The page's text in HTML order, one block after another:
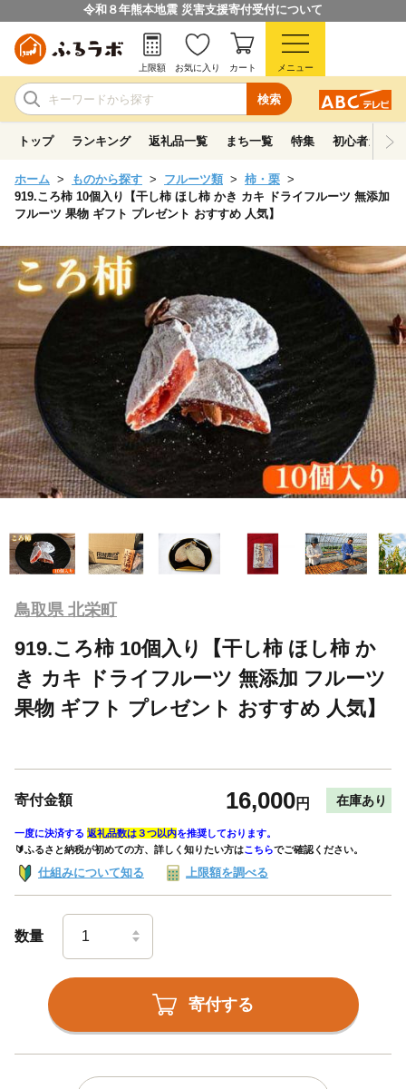
令和８年熊本地震 災害支援寄付受付について
検索
上限額 お気に入り カート メニュー
トップ ランキング 返礼品一覧 まち一覧 特集 初心者ガイド
ホーム ものから探す フルーツ類
柿・栗
919.ころ柿 10個入り【干し柿 ほし柿 かき カキ ドライフルーツ 無添加
フルーツ 果物 ギフト プレゼント おすすめ 人気】
鳥取県 北栄町
919.ころ柿 10個入り【干し柿 ほし柿 か
き カキ ドライフルーツ 無添加 フルーツ
果物 ギフト プレゼント おすすめ 人気】
寄付金額 16,000円 在庫あり
一度に決済する 返礼品数は３つ以内を推奨しております。
🔰ふるさと納税が初めての方、詳しく知りたい方はこちらでご確認ください。
仕組みについて知る 上限額を調べる
数量
寄付する